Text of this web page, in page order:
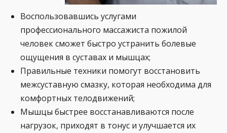
Воспользовавшись услугами
профессионального массажиста пожилой
человек сможет быстро устранить болевые
ощущения в суставах и мышцах;
Правильные техники помогут восстановить
межсуставную смазку, которая необходима для
комфортных телодвижений;
Мышцы быстрее восстанавливаются после
нагрузок, приходят в тонус и улучшается их